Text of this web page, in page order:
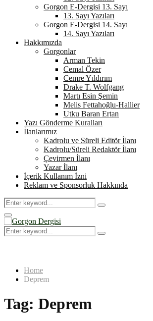
Gorgon E-Dergisi 13. Sayı
13. Sayı Yazıları
Gorgon E-Dergisi 14. Sayı
14. Sayı Yazıları
Hakkımızda
Gorgonlar
Arman Tekin
Cemal Özer
Cemre Yıldırım
Drake T. Wolfgang
Martı Esin Şemin
Melis Fettahoğlu-Hallier
Utku Baran Ertan
Yazı Gönderme Kuralları
İlanlarımız
Kadrolu ve Süreli Editör İlanı
Kadrolu/Süreli Redaktör İlanı
Çevirmen İlanı
Yazar İlanı
İçerik Kullanım İzni
Reklam ve Sponsorluk Hakkında
Search
for:
Search
Primary
Menu
Search
for:
Search
Home
Deprem
Tag: Deprem